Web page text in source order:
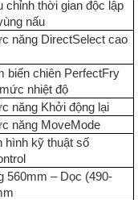
chỉnh thời gian độc lập
nấu
năng DirectSelect cao
biến chiên PerfectFry
nhiệt độ
năng Khởi động lại
năng MoveMode
hình kỹ thuật số
560mm – Dọc (490-